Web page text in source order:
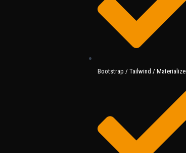
Bootstrap / Tailwind / Materialize